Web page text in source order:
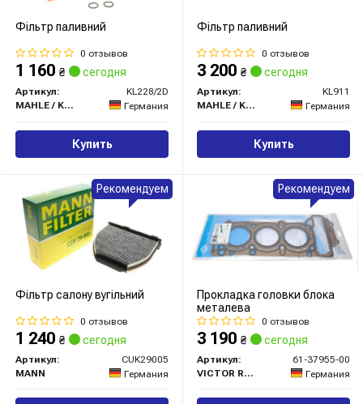
Фільтр паливний
0 отзывов
1 160 ₴ сегодня
Артикул:
KL228/2D
MAHLE / KNECHT
Германия
Купить
Фільтр паливний
0 отзывов
3 200 ₴ сегодня
Артикул:
KL911
MAHLE / KNECHT
Германия
Купить
Фільтр салону вугільний
0 отзывов
1 240 ₴ сегодня
Артикул:
CUK29005
MANN
Германия
Рекомендуем
Прокладка головки блока
металева
0 отзывов
3 190 ₴ сегодня
Артикул:
61-37955-00
VICTOR REINZ
Германия
Рекомендуем